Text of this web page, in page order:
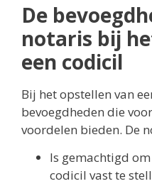
De
notaris bij
een codicil
Bij het opstellen van
bevoegdheden die
voordelen bieden. De
Is gemachtigd
codicil vast te